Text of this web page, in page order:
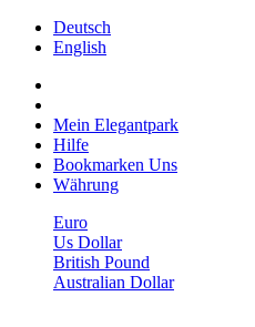
Deutsch
English
Mein Elegantpark
Hilfe
Bookmarken Uns
Währung
Euro
Us Dollar
British Pound
Australian Dollar